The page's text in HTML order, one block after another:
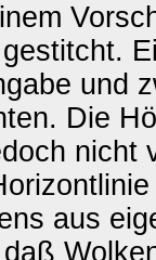
und
Die
nicht
aus